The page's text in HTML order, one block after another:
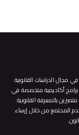
مجال الدراسات القانونية
أكاديمية متخصصة في
بالمعرفة القانونية
المجتمع من خلال إرساء